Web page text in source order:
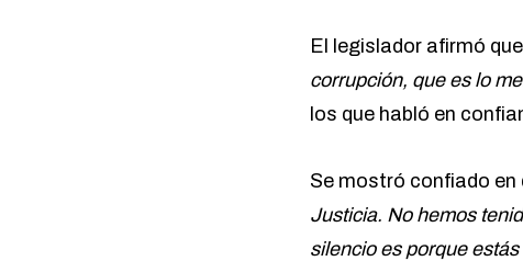
El legislador afirmó
corrupción, que es lo
los que habló en
Se mostró confiado
Justicia. No hemos
silencio es porque